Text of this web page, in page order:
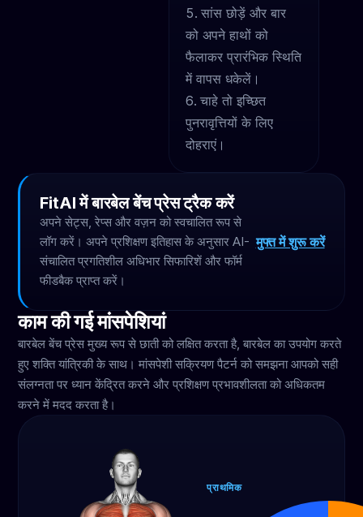
सांस छोड़ें और बार
को अपने हाथों को
फैलाकर प्रारंभिक स्थिति
में वापस धकेलें।
चाहे तो इच्छित
पुनरावृत्तियों के लिए
दोहराएं।
FitAI में बारबेल बेंच प्रेस ट्रैक करें
अपने सेट्स, रेप्स और वज़न को स्वचालित रूप से
लॉग करें। अपने प्रशिक्षण इतिहास के अनुसार AI-
संचालित प्रगतिशील अधिभार सिफारिशें और फॉर्म
फीडबैक प्राप्त करें।
मुफ्त में शुरू करें
काम की गई मांसपेशियां
बारबेल बेंच प्रेस मुख्य रूप से छाती को लक्षित करता है, बारबेल का उपयोग करते
हुए शक्ति यांत्रिकी के साथ। मांसपेशी सक्रियण पैटर्न को समझना आपको सही
संलग्नता पर ध्यान केंद्रित करने और प्रशिक्षण प्रभावशीलता को अधिकतम
करने में मदद करता है।
प्राथमिक